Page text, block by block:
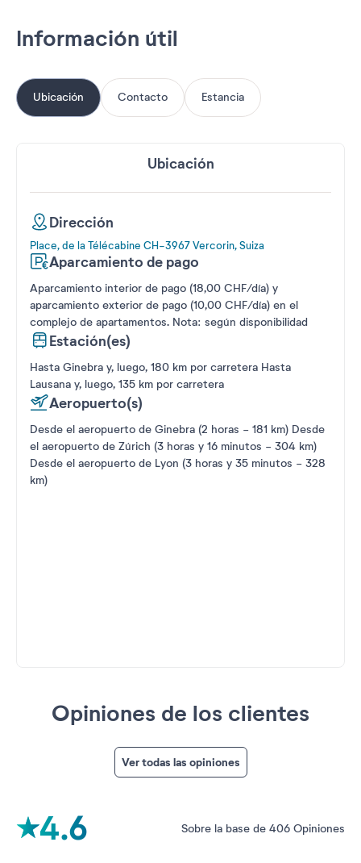
Información útil
Ubicación Contacto Estancia
Ubicación
Dirección
Place, de la Télécabine CH-3967 Vercorin, Suiza
Aparcamiento de pago
Aparcamiento interior de pago (18,00 CHF/día) y
aparcamiento exterior de pago (10,00 CHF/día) en el
complejo de apartamentos. Nota: según disponibilidad
Estación(es)
Hasta Ginebra y, luego, 180 km por carretera Hasta
Lausana y, luego, 135 km por carretera
Aeropuerto(s)
Desde el aeropuerto de Ginebra (2 horas - 181 km) Desde
el aeropuerto de Zúrich (3 horas y 16 minutos - 304 km)
Desde el aeropuerto de Lyon (3 horas y 35 minutos - 328
km)
Opiniones de los clientes
4.6 Sobre la base de 406 Opiniones
Ver todas las opiniones